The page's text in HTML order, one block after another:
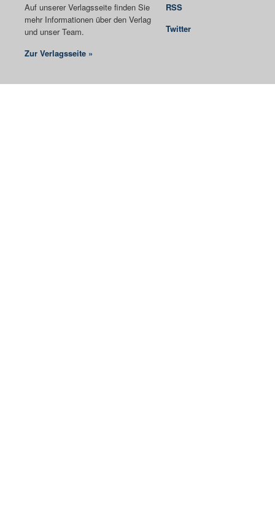
Auf unserer Verlagsseite finden Sie
mehr Informationen über den Verlag
und unser Team.
Zur Verlagsseite »
RSS
Twitter